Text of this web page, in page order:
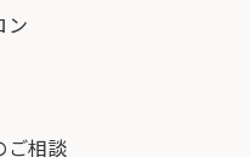
ン
ご相談